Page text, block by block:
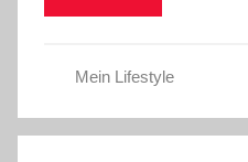
Mein Lifestyle